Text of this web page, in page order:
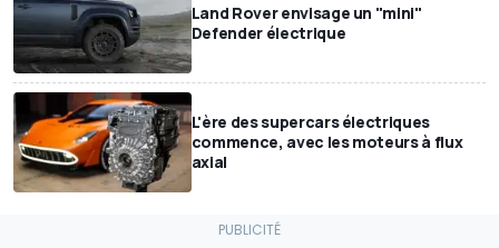
Land Rover envisage un "mini"
Defender électrique
L'ère des supercars électriques
commence, avec les moteurs à flux
axial